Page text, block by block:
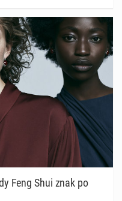
Feng Shui znak po